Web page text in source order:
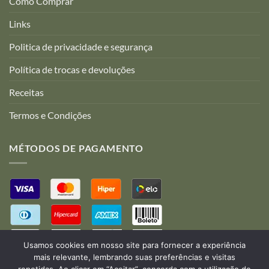
Links
Politica de privacidade e segurança
Política de trocas e devoluções
Receitas
Termos e Condições
MÉTODOS DE PAGAMENTO
Usamos cookies em nosso site para fornecer a experiência
mais relevante, lembrando suas preferências e visitas